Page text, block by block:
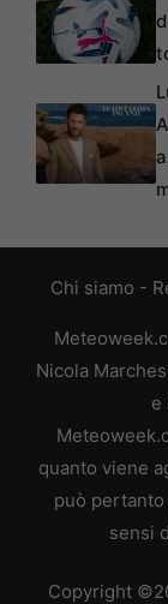
Chi siamo -
Nicola
e
quanto viene
può
sensi
Copyright